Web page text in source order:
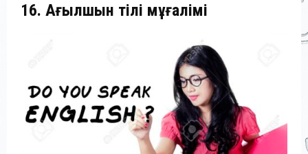
16. Ағылшын тілі мұғалімі